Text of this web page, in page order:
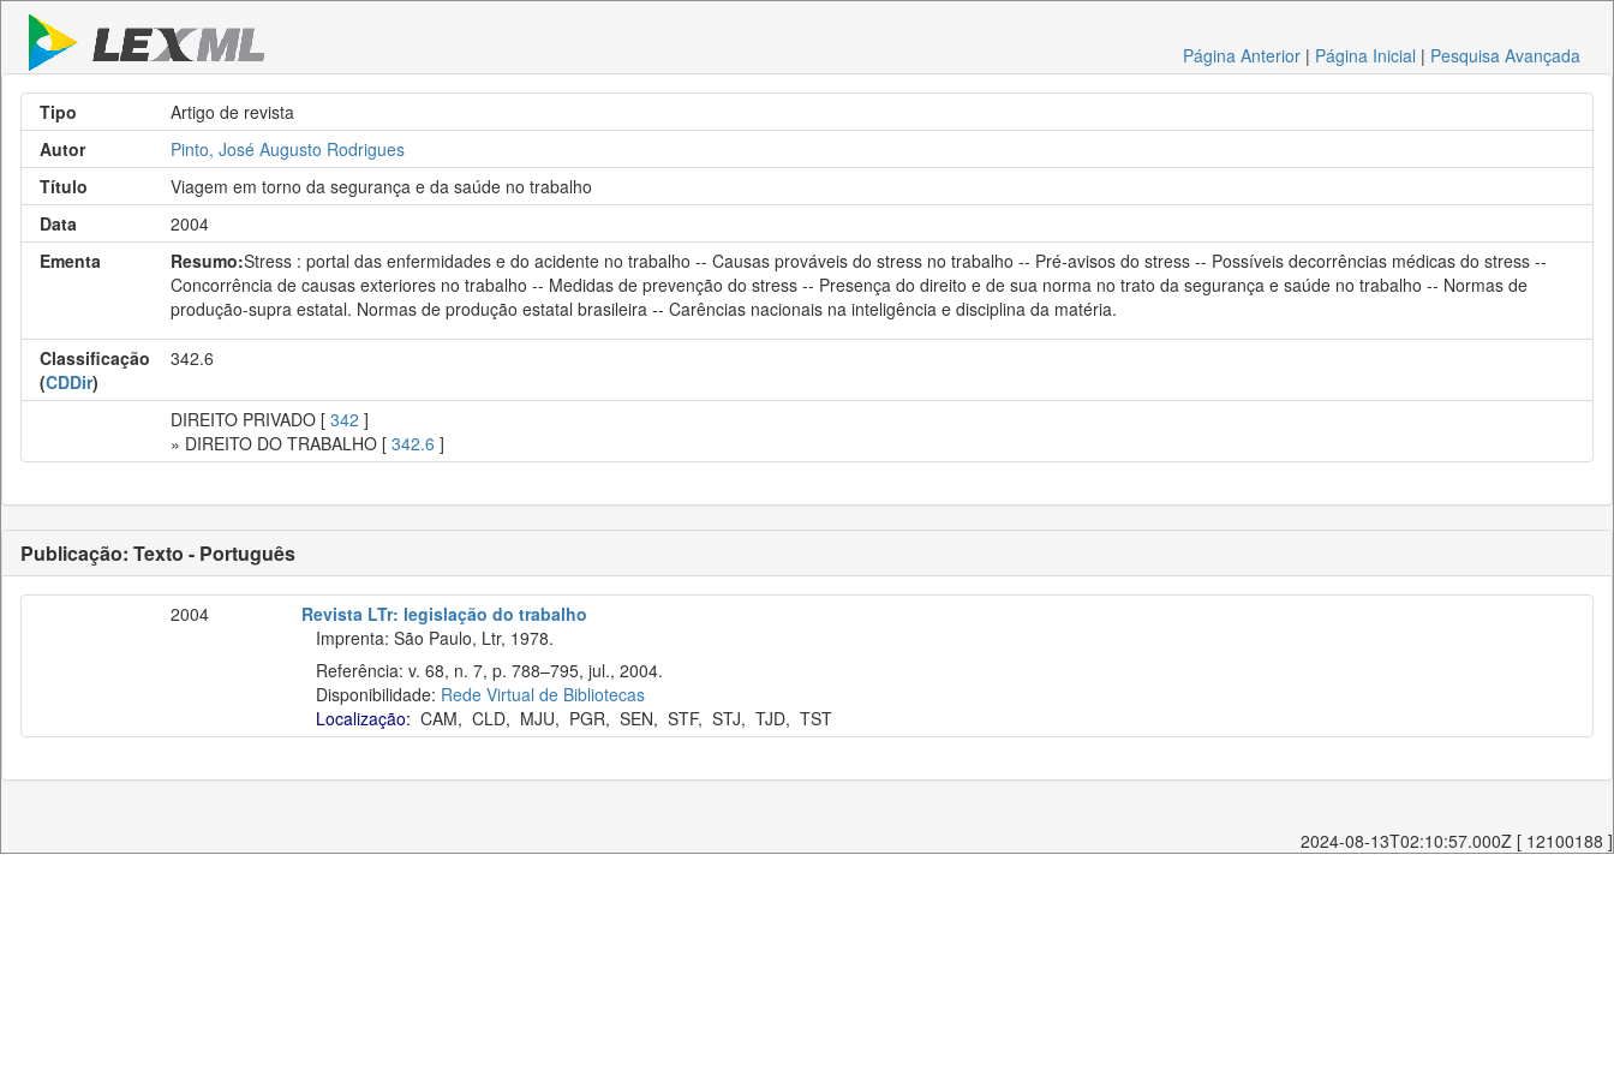
Página Anterior | Página Inicial | Pesquisa Avançada
Tipo
Artigo de revista
Autor
Pinto, José Augusto Rodrigues
Título
Viagem em torno da segurança e da saúde no trabalho
Data
2004
Ementa
Resumo:Stress : portal das enfermidades e do acidente no trabalho -- Causas prováveis do stress no trabalho -- Pré-avisos do stress -- Possíveis decorrências médicas do stress --
Concorrência de causas exteriores no trabalho -- Medidas de prevenção do stress -- Presença do direito e de sua norma no trato da segurança e saúde no trabalho -- Normas de
produção-supra estatal. Normas de produção estatal brasileira -- Carências nacionais na inteligência e disciplina da matéria.
Classificação
(CDDir)
342.6
DIREITO PRIVADO [ 342 ]
» DIREITO DO TRABALHO [ 342.6 ]
Publicação: Texto - Português
2004
Revista LTr: legislação do trabalho
Imprenta: São Paulo, Ltr, 1978.
Referência: v. 68, n. 7, p. 788–795, jul., 2004.
Disponibilidade: Rede Virtual de Bibliotecas
Localização: CAM, CLD, MJU, PGR, SEN, STF, STJ, TJD, TST
2024-08-13T02:10:57.000Z [ 12100188 ]